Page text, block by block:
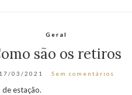
Geral
são os retiros
17/03/2021 Sem comentários
estação.